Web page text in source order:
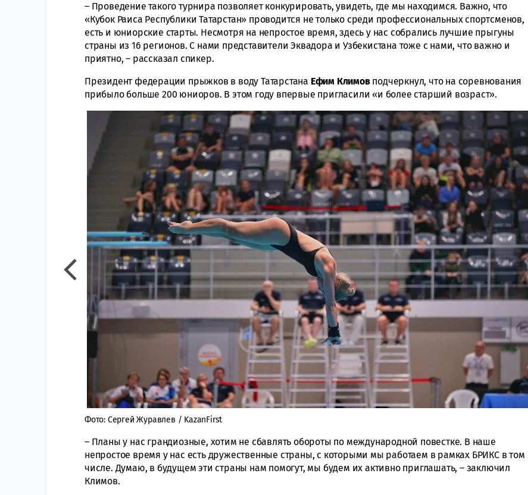
– Проведение такого турнира позволяет конкурировать, увидеть, где мы находимся. Важно, что
«Кубок Раиса Республики Татарстан» проводится не только среди профессиональных спортсменов,
есть и юниорские старты. Несмотря на непростое время, здесь у нас собрались лучшие прыгуны
страны из 16 регионов. С нами представители Эквадора и Узбекистана тоже с нами, что важно и
приятно, – рассказал спикер.
Президент федерации прыжков в воду Татарстана Ефим Климовподчеркнул, что на соревнования
прибыло больше 200 юниоров. В этом году впервые пригласили «и более старший возраст».
Фото: Сергей Журавлев / KazanFirst
– Планы у нас грандиозные, хотим не сбавлять обороты по международной повестке. В наше
непростое время у нас есть дружественные страны, с которыми мы работаем в рамках БРИКС в том
числе. Думаю, в будущем эти страны нам помогут, мы будем их активно приглашать, – заключил
Климов.